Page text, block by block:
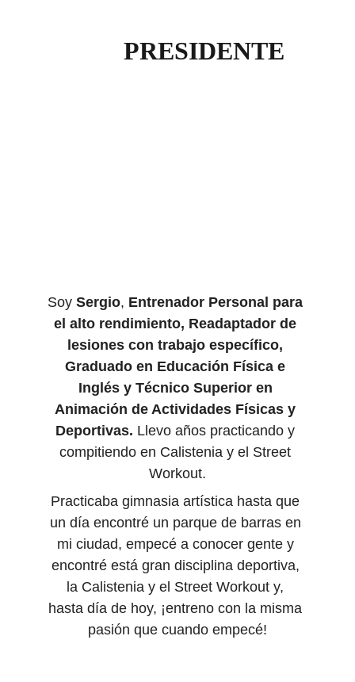
Soy Sergio, Entrenador Personal para
el alto rendimiento, Readaptador de
lesiones con trabajo específico,
Graduado en Educación Física e
Inglés y Técnico Superior en
Animación de Actividades Físicas y
Deportivas. Llevo años practicando y
compitiendo en Calistenia y el Street
Workout.
Practicaba gimnasia artística hasta que
un día encontré un parque de barras en
mi ciudad, empecé a conocer gente y
encontré está gran disciplina deportiva,
la Calistenia y el Street Workout y,
hasta día de hoy, ¡entreno con la misma
pasión que cuando empecé!
PRESIDENTE